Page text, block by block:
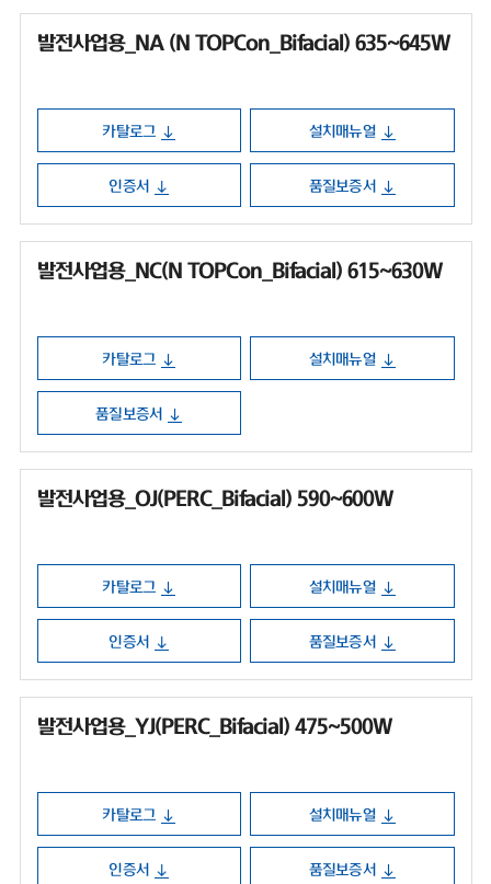
발전사업용_NA (N TOPCon_Bifacial) 635~645W
카탈로그 설치매뉴얼
인증서 품질보증서
발전사업용_NC(N TOPCon_Bifacial) 615~630W
카탈로그 설치매뉴얼
품질보증서
발전사업용_OJ(PERC_Bifacial) 590~600W
카탈로그 설치매뉴얼
인증서 품질보증서
발전사업용_YJ(PERC_Bifacial) 475~500W
카탈로그 설치매뉴얼
인증서 품질보증서